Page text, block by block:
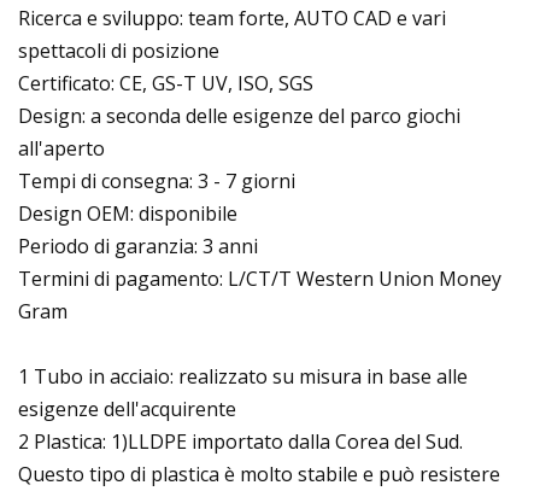
Ricerca e sviluppo: team forte, AUTO CAD e vari
spettacoli di posizione
Certificato: CE, GS-T UV, ISO, SGS
Design: a seconda delle esigenze del parco giochi
all'aperto
Tempi di consegna: 3 - 7 giorni
Design OEM: disponibile
Periodo di garanzia: 3 anni
Termini di pagamento: L/CT/T Western Union Money
Gram
1 Tubo in acciaio: realizzato su misura in base alle
esigenze dell'acquirente
2 Plastica: 1)LLDPE importato dalla Corea del Sud.
Questo tipo di plastica è molto stabile e può resistere